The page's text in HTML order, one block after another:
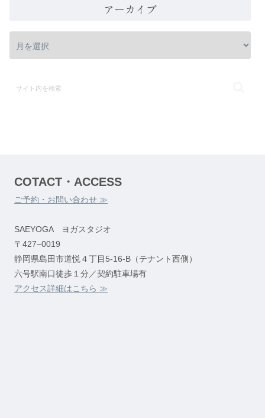
アーカイブ
COTACT・ACCESS
ご予約・お問い合わせ ≫
SAEYOGA ヨガスタジオ
〒427−0019
静岡県島田市道悦４丁目5-16-B（テナント西側）
六号駅南口徒歩１分／契約駐車場有
アクセス詳細はこちら ≫